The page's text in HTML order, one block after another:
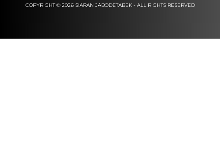
COPYRIGHT © 2026 SIARAN JABODETABEK - ALL RIGHTS RESERVED